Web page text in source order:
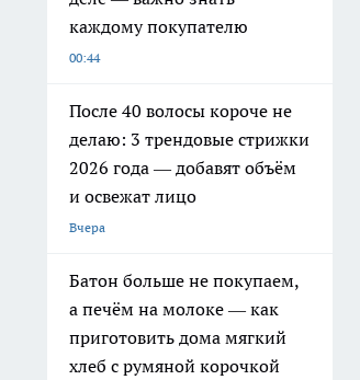
каждому покупателю
00:44
После 40 волосы короче не
делаю: 3 трендовые стрижки
2026 года — добавят объём
и освежат лицо
Вчера
Батон больше не покупаем,
а печём на молоке — как
приготовить дома мягкий
хлеб с румяной корочкой